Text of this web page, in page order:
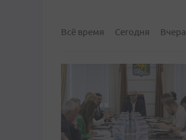
Всё время Сегодня Вчера